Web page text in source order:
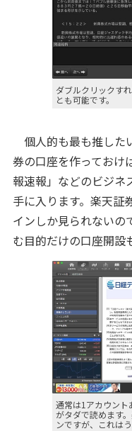
ダブルクリックす
とも可能です。
個人的も最も推した
券の口座を作っておけ
報速報」などのビジネ
手に入ります。楽天証
インしか見られないの
む目的だけの口座開設
通常は1アカウント
がタダで読めます
ンですが、これはう